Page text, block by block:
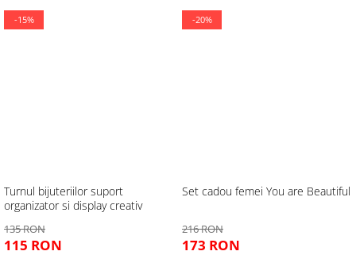
-15%
Turnul bijuteriilor suport
organizator si display creativ
135 RON
115 RON
-20%
Set cadou femei You are Beautiful
216 RON
173 RON